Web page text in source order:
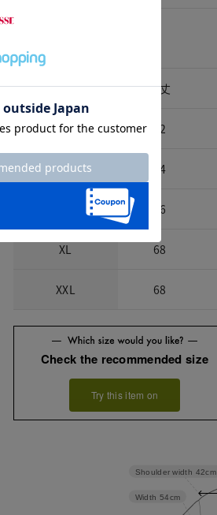
サイズ詳細
サイズ 着丈
S 62
M 64
66
XL 68
XXL 68
Check the recommended size
Try this item on
Width 54cm
Shoulder width 42cm